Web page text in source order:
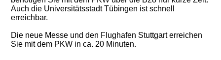
Auch die Universitätsstadt Tübingen ist schnell
erreichbar.
Die neue Messe und den Flughafen Stuttgart erreichen
Sie mit dem PKW in ca. 20 Minuten.